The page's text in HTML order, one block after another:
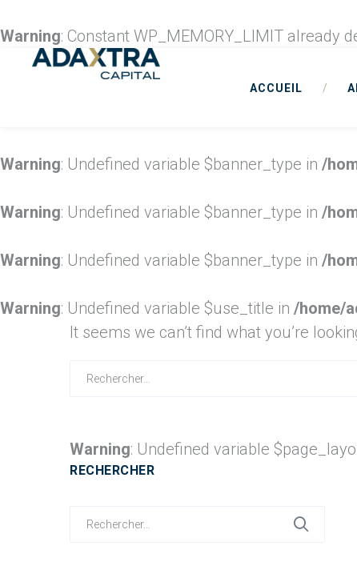
Warning: Constant WP_MEMORY_LIMIT already
ACCUEIL /
Warning: Undefined variable $banner_type in /
Warning: Undefined variable $banner_type in /
Warning: Undefined variable $banner_type in /
Warning: Undefined variable $use_title in /home/
It seems we can’t find what you’re
Search
Warning: Undefined variable
RECHERCHER
Search